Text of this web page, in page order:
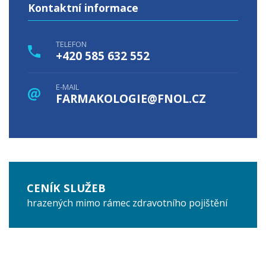
Kontaktní informace
TELEFON
+420 585 632 552
E-MAIL
FARMAKOLOGIE@FNOL.CZ
CENÍK SLUŽEB
hrazených mimo rámec zdravotního pojištění